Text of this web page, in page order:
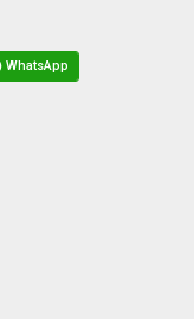
WhatsApp